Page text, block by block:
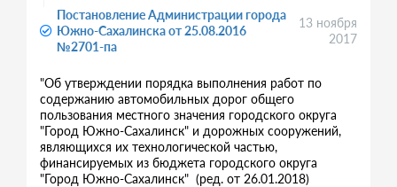
Постановление Администрации города
Южно-Сахалинска от 25.08.2016
№2701-па
13 ноября
2017
"Об утверждении порядка выполнения работ по
содержанию автомобильных дорог общего
пользования местного значения городского округа
"Город Южно-Сахалинск" и дорожных сооружений,
являющихся их технологической частью,
финансируемых из бюджета городского округа
"Город Южно-Сахалинск" (ред. от 26.01.2018)